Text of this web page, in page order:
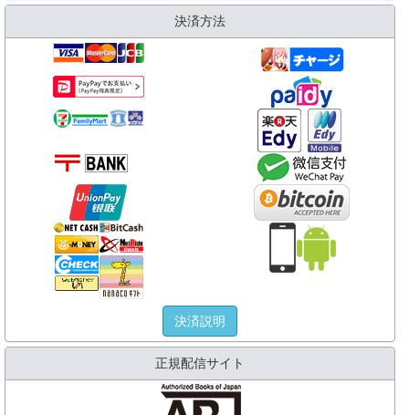
決済方法
決済説明
正規配信サイト